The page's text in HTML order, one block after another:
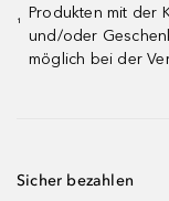
¹
Produkten mit der
und/oder
möglich bei der
Sicher bezahlen